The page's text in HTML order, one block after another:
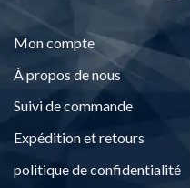
Mon compte
À propos de nous
Suivi de commande
Expédition et retours
politique de confidentialité